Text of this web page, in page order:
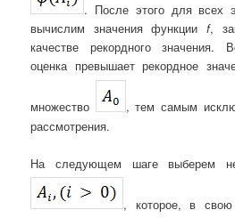
. После этого для всех
вычислим значения функции f,
качестве рекордного значения.
оценка превышает рекордное
множество
, тем самым
рассмотрения.
На следующем шаге выберем
, которое, в